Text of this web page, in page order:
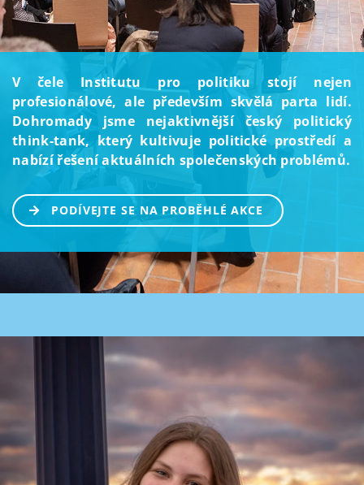
V čele Institutu pro politiku stojí nejen
profesionálové, ale především skvělá parta lidí.
Dohromady jsme nejaktivnější český politický
think-tank, který kultivuje politické prostředí a
nabízí řešení aktuálních společenských problémů.
PODÍVEJTE SE NA PROBĚHLÉ AKCE